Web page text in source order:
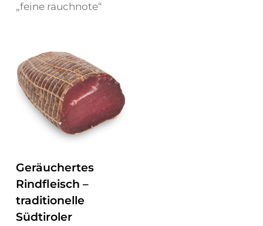
„feine rauchnote“
ZUM PRODUKT
Geräuchertes
Rindfleisch –
traditionelle
Südtiroler